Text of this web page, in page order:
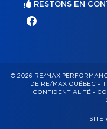
RESTONS EN
© 2026 RE/MAX
DE RE/MAX QUÉBEC –
CONFIDENTIALITÉ-
SITE